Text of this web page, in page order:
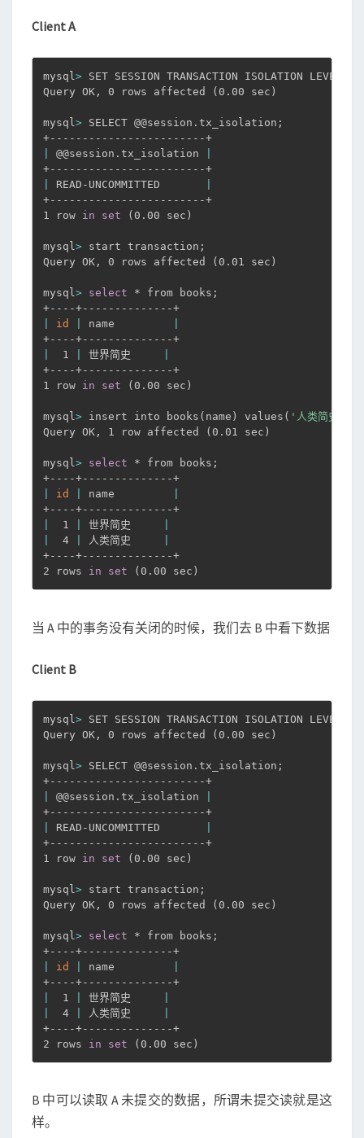
Client A
mysql> SET SESSION TRANSACTION ISOLATION LEVEL
Query OK, 0 rows affected
( 0.00 sec )
mysql> SELECT @@session.tx_isolation ;
@@session.tx_isolation
READ-UNCOMMITTED
+------------------------+
1 row in set ( 0.00 sec )
mysql> start transaction ;
Query OK, 0 rows affected
( 0.01 sec )
mysql> select * from books ;
id name
  1
世界简史
+----+--------------+
1 row in set ( 0.00 sec )
mysql> insert into books ( name ) values ( '人类简史'
Query OK, 1 row affected
( 0.01 sec )
mysql> select * from books ;
id name
  1
世界简史
  4
人类简史
+----+--------------+
2 rows in set ( 0.00 sec )
当 A 中的事务没有关闭的时候，我们去 B 中看下数据
Client B
mysql > SET SESSION TRANSACTION ISOLATION LEVEL
Query OK, 0 rows affected
( 0.00 sec )
mysql > SELECT @@session.tx_isolation ;
@@session.tx_isolation
READ-UNCOMMITTED
+------------------------+
1 row in set ( 0.00 sec )
mysql > start transaction ;
Query OK, 0 rows affected
( 0.00 sec )
mysql > select * from books ;
id name
  1
世界简史
  4
人类简史
+----+--------------+
2 rows in set ( 0.00 sec )
B 中可以读取 A 未提交的数据，所谓未提交读就是这
样。